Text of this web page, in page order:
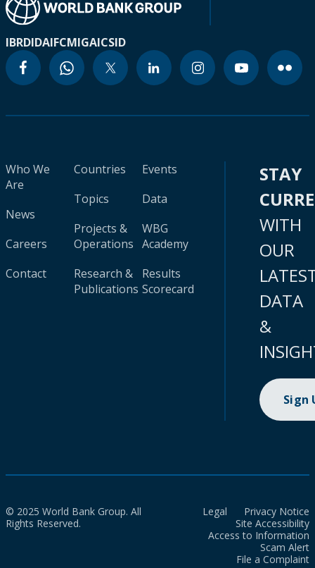
IBRDIDAIFCMIGAICSID
Who We
Are
News
Careers
Contact
Countries
Topics
Projects &
Operations
Research &
Publications
Events
Data
WBG
Academy
Results
Scorecard
STAY
WITH
OUR
DATA
&
Sign
© 2025 World Bank Group. All
Rights Reserved.
Legal
Privacy Notice
Site Accessibility
Access to Information
Scam Alert
File a Complaint